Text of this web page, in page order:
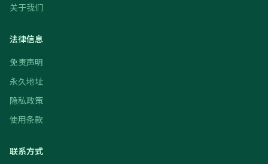
关于我们
法律信息
免责声明
永久地址
隐私政策
使用条款
联系方式